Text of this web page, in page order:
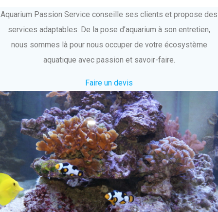
Aquarium Passion Service conseille ses clients et propose des
services adaptables. De la pose d’aquarium à son entretien,
nous sommes là pour nous occuper de votre écosystème
aquatique avec passion et savoir-faire.
Faire un devis